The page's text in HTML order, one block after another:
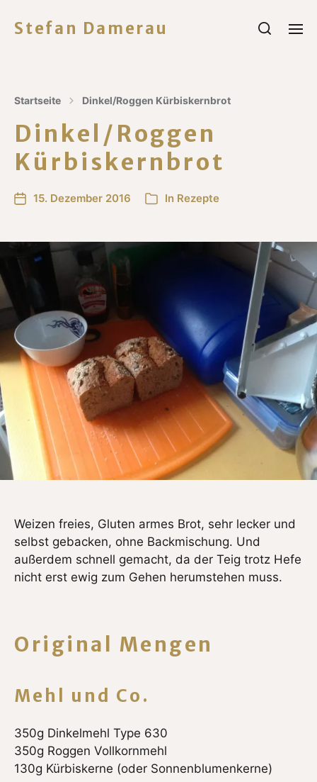
Stefan Damerau
Startseite Dinkel/Roggen Kürbiskernbrot
Dinkel/Roggen
Kürbiskernbrot
15. Dezember 2016 In Rezepte
Weizen freies, Gluten armes Brot, sehr lecker und
selbst gebacken, ohne Backmischung. Und
außerdem schnell gemacht, da der Teig trotz Hefe
nicht erst ewig zum Gehen herumstehen muss.
Original Mengen
Mehl und Co.
350g Dinkelmehl Type 630
350g Roggen Vollkornmehl
130g Kürbiskerne (oder Sonnenblumenkerne)